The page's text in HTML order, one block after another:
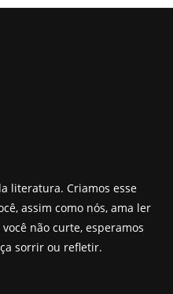
literatura. Criamos esse
assim como nós, ama ler
não curte, esperamos
sorrir ou refletir.